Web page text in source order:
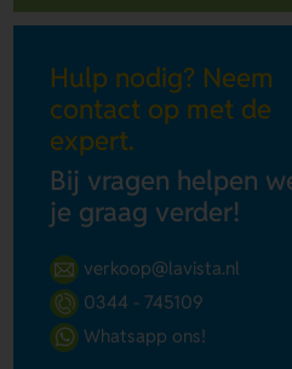
Hulp nodig? Neem
contact op met de
expert.
Bij vragen helpen
je graag verder!
verkoop@lavista.nl
0344 - 745109
Whatsapp ons!